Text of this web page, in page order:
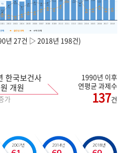
년 27건 ▷ 2018년 198건)
한국보건사
개원
가
1990년 이후
연평균 과제수
137건